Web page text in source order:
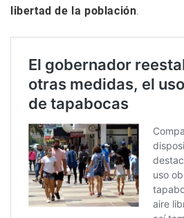
libertad de la población.